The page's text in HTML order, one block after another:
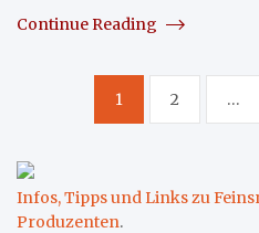
Continue Reading
Beiträge
1 2 …
Infos, Tipps und Links zu
Produzenten.